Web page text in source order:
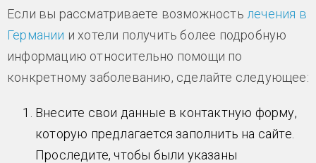
Если вы рассматриваете возможность лечения в
Германии и хотели получить более подробную
информацию относительно помощи по
конкретному заболеванию, сделайте следующее:
Внесите свои данные в контактную форму,
которую предлагается заполнить на сайте.
Проследите, чтобы были указаны